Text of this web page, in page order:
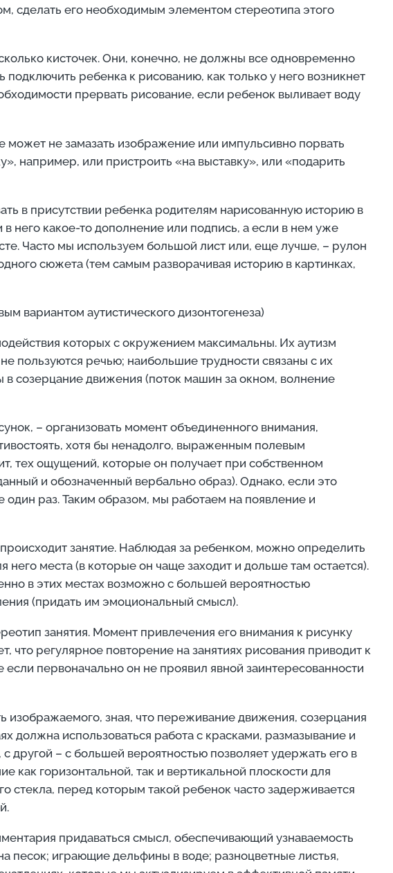
сделать его необходимым элементом стереотипа этого
кисточек. Они, конечно, не должны все одновременно
ребенка к рисованию, как только у него возникнет
прервать рисование, если ребенок выливает воду
может не замазать изображение или импульсивно порвать
например, или пристроить «на выставку», или «подарить
в присутствии ребенка родителям нарисованную историю в
него какое-то дополнение или подпись, а если в нем уже
Часто мы используем большой лист или, еще лучше, – рулон
сюжета (тем самым разворачивая историю в картинках,
вариантом аутистического дизонтогенеза)
которых с окружением максимальны. Их аутизм
пользуются речью; наибольшие трудности связаны с их
в созерцание движения (поток машин за окном, волнение
– организовать момент объединенного внимания,
хотя бы ненадолго, выраженным полевым
тех ощущений, которые он получает при собственном
и обозначенный вербально образ). Однако, если это
один раз. Таким образом, мы работаем на появление и
занятие. Наблюдая за ребенком, можно определить
места (в которые он чаще заходит и дольше там остается).
в этих местах возможно с большей вероятностью
(придать им эмоциональный смысл).
занятия. Момент привлечения его внимания к рисунку
что регулярное повторение на занятиях рисования приводит к
первоначально он не проявил явной заинтересованности
зная, что переживание движения, созерцания
должна использоваться работа с красками, размазывание и
другой – с большей вероятностью позволяет удержать его в
горизонтальной, так и вертикальной плоскости для
стекла, перед которым такой ребенок часто задерживается
придаваться смысл, обеспечивающий узнаваемость
песок; играющие дельфины в воде; разноцветные листья,